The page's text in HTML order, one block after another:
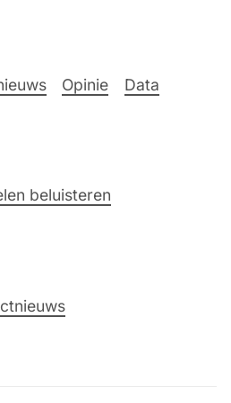
Opinie
Data
beluisteren